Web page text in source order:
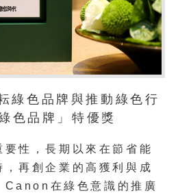
綠色品牌與推動綠色行
色品牌」特優獎
性，長期以來在節省能
再創企業的高獲利與成
Canon在綠色意識的推廣